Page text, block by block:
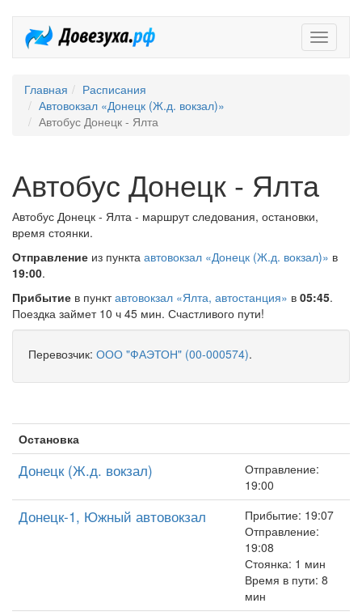
Главная
Расписания
Автовокзал «Донецк (Ж.д. вокзал)»
Автобус Донецк - Ялта
Автобус Донецк - Ялта
Автобус Донецк - Ялта - маршрут следования, остановки,
время стоянки.
Отправление из пункта автовокзал «Донецк (Ж.д. вокзал)» в
19:00.
Прибытие в пунктавтовокзал «Ялта, автостанция» в 05:45.
Поездка займет 10 ч 45 мин. Счастливого пути!
Перевозчик: ООО "ФАЭТОН" (00-000574).
Остановка
Донецк (Ж.д. вокзал)
Отправление:
19:00
Донецк-1, Южный автовокзал
Прибытие: 19:07
Отправление:
19:08
Стоянка: 1 мин
Время в пути: 8
мин